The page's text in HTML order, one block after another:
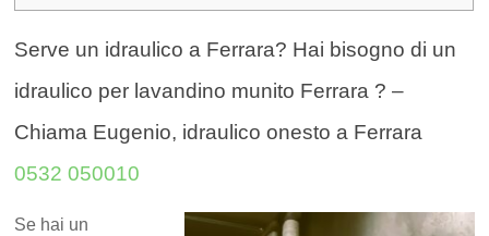
Serve un idraulico a Ferrara? Hai bisogno di un
idraulico per lavandino munito Ferrara ? –
Chiama Eugenio, idraulico onesto a Ferrara
0532 050010
Se hai un